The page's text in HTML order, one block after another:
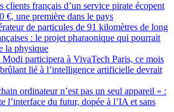
clients français d’un service pirate écopent
€, une première dans le pays
de particules de 91 kilomètres de long
: le projet pharaonique qui pourrait
la physique
Modi participera à VivaTech Paris, ce mois
lié à l’intelligence artificielle devrait
ordinateur n’est pas un seul appareil » :
l’interface du futur, dopée à l’IA et sans